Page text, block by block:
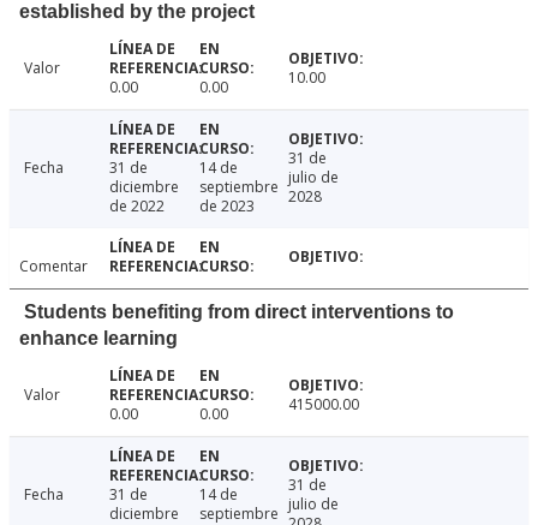
established by the project
Valor
0.00
0.00 10.00
Fecha
31 de
diciembre
de 2022
14 de
septiembre
de 2023
31 de
julio de
2028
Comentar
Students benefiting from direct interventions to
enhance learning
Valor
0.00
0.00 415000.00
Fecha
31 de
diciembre
14 de
septiembre
31 de
julio de